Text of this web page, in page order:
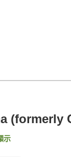
(formerly
示